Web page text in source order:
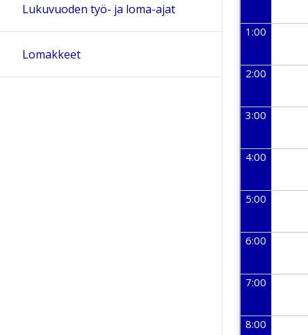
1:00
2:00
3:00
4:00
5:00
6:00
7:00
8:00
Lukuvuoden työ- ja loma-ajat
Lomakkeet